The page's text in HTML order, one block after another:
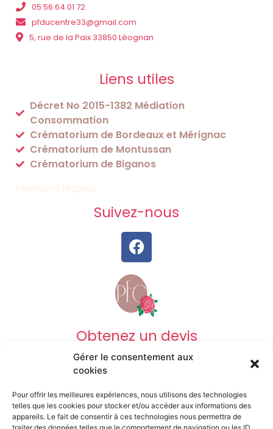
Gérer le consentement aux
cookies
Pour offrir les meilleures expériences, nous utilisons des technologies
telles que les cookies pour stocker et/ou accéder aux informations des
appareils. Le fait de consentir à ces technologies nous permettra de
05 56 64 01 72
pfducentre33@gmail.com
5, rue de la Paix 33850 Léognan
Liens utiles
Décret No 2015-1382 Médiation
Consommation
Crématorium de Bordeaux et Mérignac
Crématorium de Montussan
Crématorium de Biganos
Suivez-nous
Obtenez un devis
DEVIS OBSÈQUES
DEVIS PRÉVOYANCE